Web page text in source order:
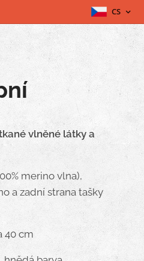
CS
vlněné látky a
merino vlna),
a zadní strana tašky
40 cm